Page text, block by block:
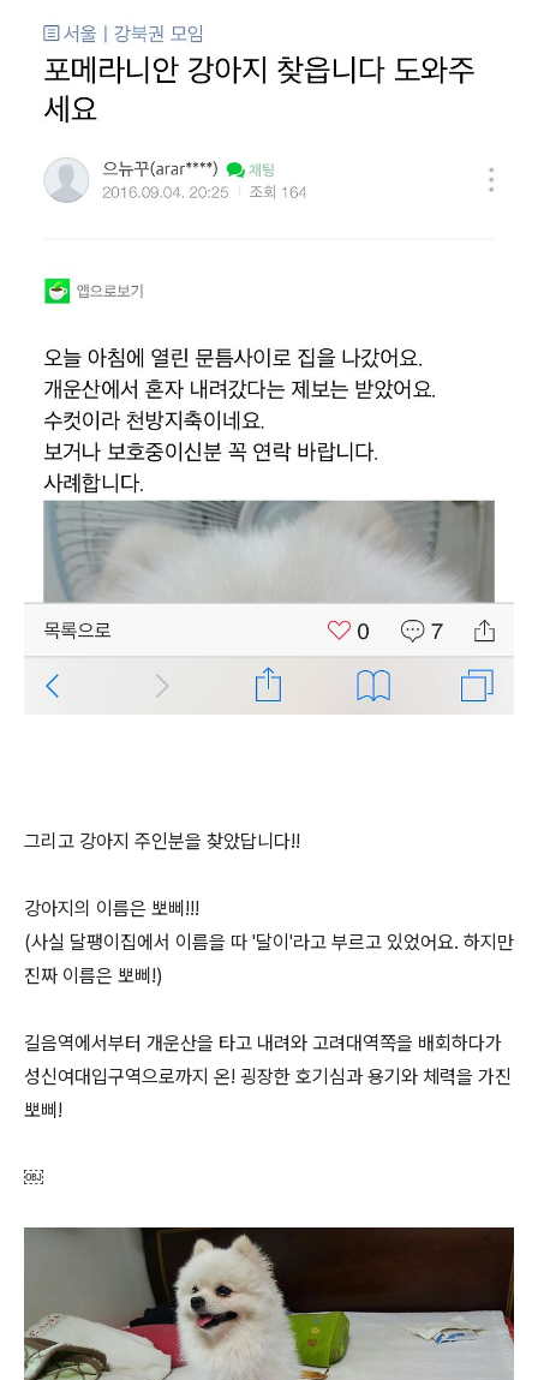
그리고 강아지 주인분을 찾았답니다!!
강아지의 이름은 뽀삐!!!
(사실 달팽이집에서 이름을 따 '달이'라고 부르고 있었어요. 하지만
진짜 이름은 뽀삐!)
길음역에서부터 개운산을 타고 내려와 고려대역쪽을 배회하다가
성신여대입구역으로까지 온! 굉장한 호기심과 용기와 체력을 가진
뽀삐!
￼​